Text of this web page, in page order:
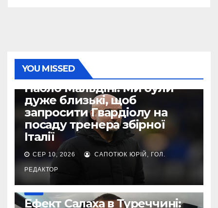
YOU MISSED
Паоло Мальдіні: Ми були
дуже близькі, щоб
запросити Гвардіолу на
посаду тренера збірної
Італії
СЕР 10, 2026 САПОТЮК ЮРІЙ, ГОЛ.
РЕДАКТОР
Ефект Салаха в Туреччині: